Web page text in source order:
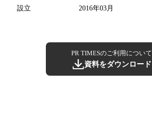
設立
2016年03月
PR TIMESのご利用について
資料をダウンロード